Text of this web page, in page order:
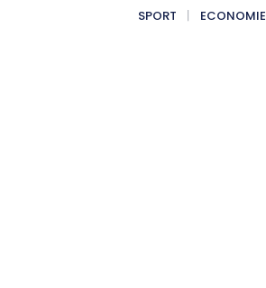
SPORT
ECONOMIE